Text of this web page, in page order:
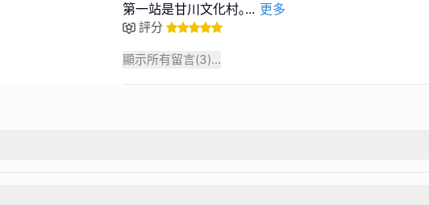
第一站是甘川文化村｡... 更多
評分
顯示所有留言(3)...